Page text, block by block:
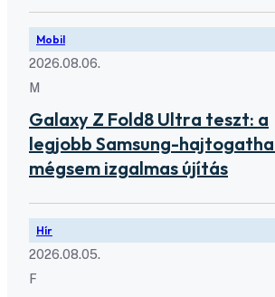
Mobil
2026.08.06.
M
Galaxy Z Fold8 Ultra teszt: a
legjobb Samsung-
mégsem izgalmas újítás
Hír
2026.08.05.
F